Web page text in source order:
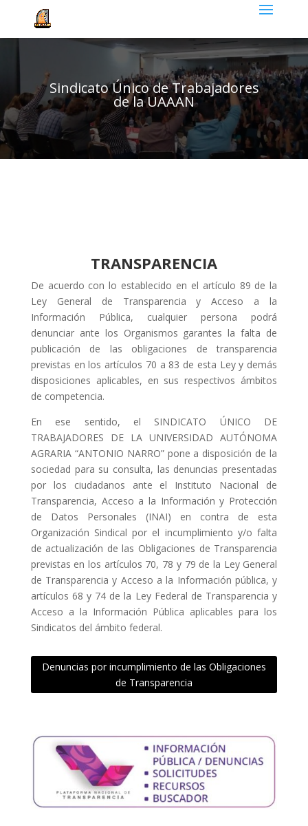
Sindicato Único de Trabajadores
de la UAAAN
TRANSPARENCIA
De acuerdo con lo establecido en el artículo 89 de la
Ley General de Transparencia y Acceso a la
Información Pública, cualquier persona podrá
denunciar ante los Organismos garantes la falta de
publicación de las obligaciones de transparencia
previstas en los artículos 70 a 83 de esta Ley y demás
disposiciones aplicables, en sus respectivos ámbitos
de competencia.
En ese sentido, el SINDICATO ÚNICO DE
TRABAJADORES DE LA UNIVERSIDAD AUTÓNOMA
AGRARIA “ANTONIO NARRO” pone a disposición de la
sociedad para su consulta, las denuncias presentadas
por los ciudadanos ante el Instituto Nacional de
Transparencia, Acceso a la Información y Protección
de Datos Personales (INAI) en contra de esta
Organización Sindical por el incumplimiento y/o falta
de actualización de las Obligaciones de Transparencia
previstas en los artículos 70, 78 y 79 de la Ley General
de Transparencia y Acceso a la Información pública, y
artículos 68 y 74 de la Ley Federal de Transparencia y
Acceso a la Información Pública aplicables para los
Sindicatos del ámbito federal.
Denuncias por incumplimiento de las Obligaciones
de Transparencia